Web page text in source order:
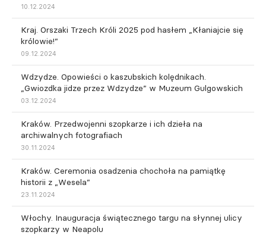
10.12.2024
Kraj. Orszaki Trzech Króli 2025 pod hasłem „Kłaniajcie się
królowie!”
09.12.2024
Wdzydze. Opowieści o kaszubskich kolędnikach.
„Gwiozdka jidze przez Wdzydze” w Muzeum Gulgowskich
03.12.2024
Kraków. Przedwojenni szopkarze i ich dzieła na
archiwalnych fotografiach
30.11.2024
Kraków. Ceremonia osadzenia chochoła na pamiątkę
historii z „Wesela”
23.11.2024
Włochy. Inauguracja świątecznego targu na słynnej ulicy
szopkarzy w Neapolu